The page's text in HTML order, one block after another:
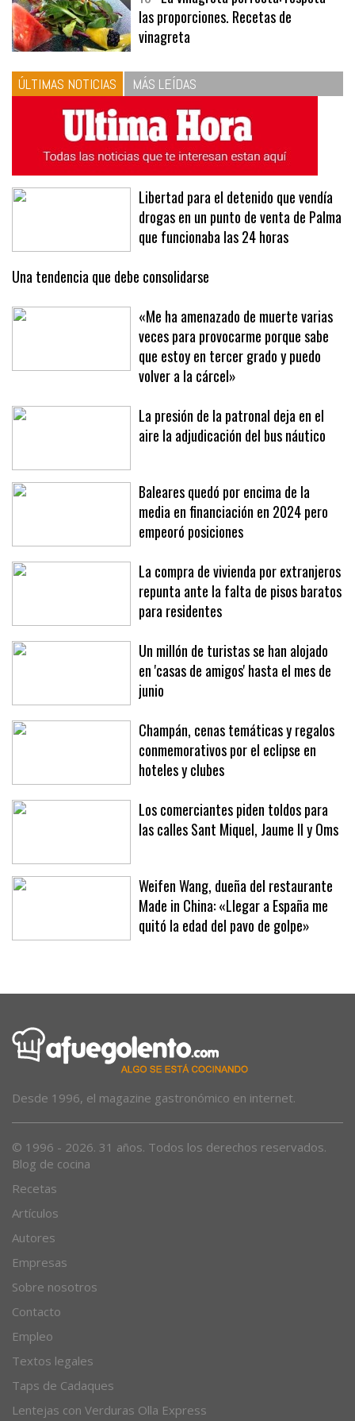
10La vinagreta perfecta: respeta
las proporciones. Recetas de
vinagreta
ÚLTIMAS NOTICIAS MÁS LEÍDAS
Libertad para el detenido que vendía
drogas en un punto de venta de Palma
que funcionaba las 24 horas
Una tendencia que debe consolidarse
«Me ha amenazado de muerte varias
veces para provocarme porque sabe
que estoy en tercer grado y puedo
volver a la cárcel»
La presión de la patronal deja en el
Baleares quedó por encima de la
media en financiación en 2024 pero
empeoró posiciones
La compra de vivienda por extranjeros
repunta ante la falta de pisos baratos
para residentes
Un millón de turistas se han alojado
en 'casas de amigos' hasta el mes de
junio
Champán, cenas temáticas y regalos
conmemorativos por el eclipse en
hoteles y clubes
Los comerciantes piden toldos para
Weifen Wang, dueña del restaurante
Made in China: «Llegar a España me
Blog de cocina
Recetas
Artículos
Autores
Empresas
Sobre nosotros
Contacto
Empleo
Textos legales
Taps de Cadaques